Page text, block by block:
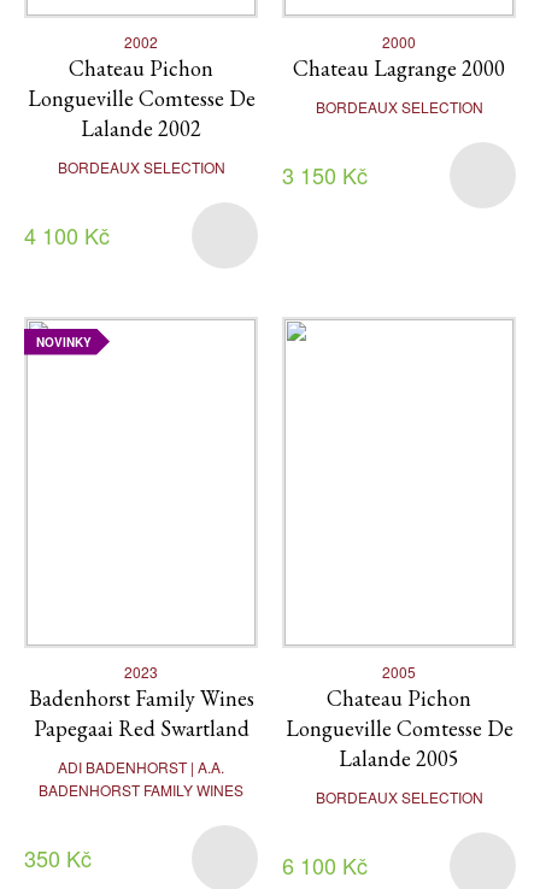
2002
Chateau Pichon
Longueville Comtesse De
Lalande 2002
BORDEAUX SELECTION
4 100 Kč
2000
Chateau Lagrange 2000
BORDEAUX SELECTION
3 150 Kč
NOVINKY
2023
Badenhorst Family Wines
Papegaai Red Swartland
ADI BADENHORST | A.A.
BADENHORST FAMILY WINES
350 Kč
2005
Chateau Pichon
Longueville Comtesse De
Lalande 2005
BORDEAUX SELECTION
6 100 Kč